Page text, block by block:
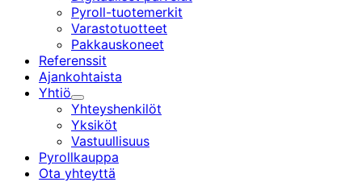
Pyroll-tuotemerkit
Varastotuotteet
Pakkauskoneet
Referenssit
Ajankohtaista
Yhtiö
Alavalikko
Yhteyshenkilöt
Yksiköt
Vastuullisuus
Pyrollkauppa
Ota yhteyttä